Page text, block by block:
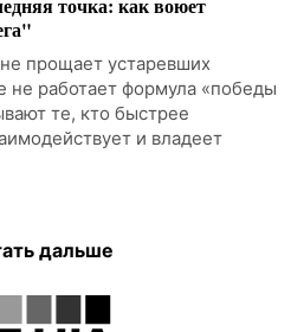
прощает устаревших
не работает формула «победы
те, кто быстрее
и владеет
дальше